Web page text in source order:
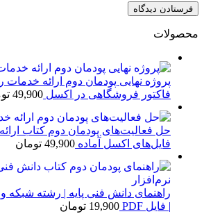
محصولات
پروژه نهایی پودمان دوم ارائه خدمات
فاکتور فروشگاهی در اکسل 49,900
حل فعالیت‌های پودمان دوم کتاب
فایل‌های اکسل آماده 49,900 تومان
راهنمای دانش فنی پایه | رشته شبکه و
| فایل PDF
19,900 تومان